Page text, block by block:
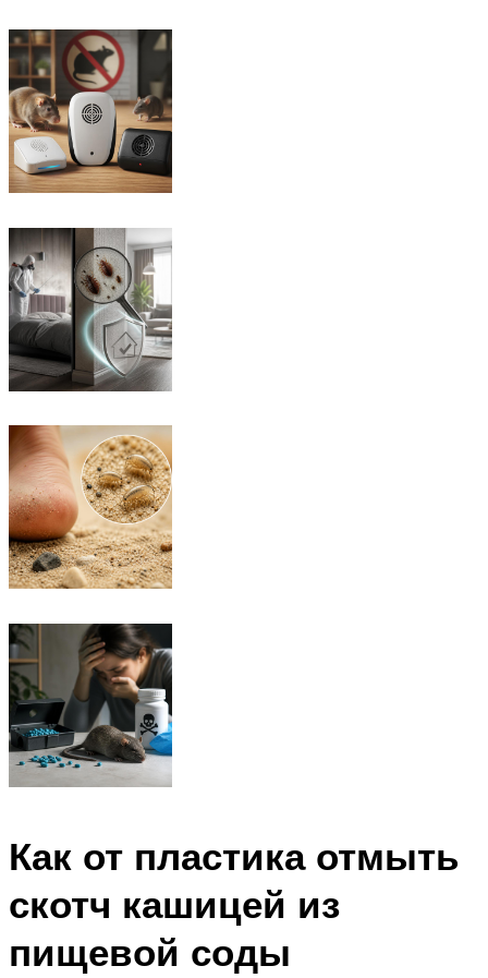
Как от пластика отмыть
скотч кашицей из
пищевой соды